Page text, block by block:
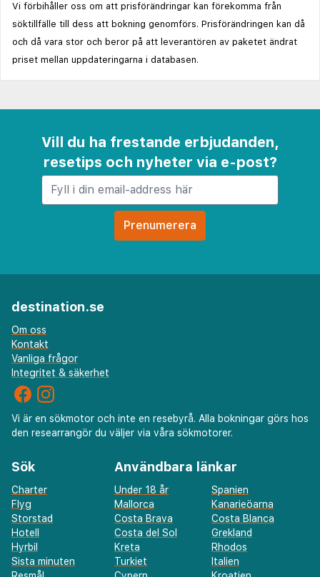
Vi förbihåller oss om att prisförändringar kan förekomma från
söktillfälle till dess att bokning genomförs. Prisförändringen kan då
och då vara stor och beror på att leverantören av paketet ändrat
priset mellan uppdateringarna i databasen.
Vill du ha frestande erbjudanden,
resetips och nyheter via e-post?
destination.se
Om oss
Kontakt
Vanliga frågor
Integritet & säkerhet
Vi är en sökmotor och inte en resebyrå. Alla bokningar görs hos
den researrangör du väljer via våra sökmotorer.
Sök
Charter
Flyg
Storstad
Hotell
Hyrbil
Sista minuten
Användbara länkar
Under 18 år
Spanien
Mallorca
Kanarieöarna
Costa Brava
Costa Blanca
Costa del Sol
Grekland
Kreta
Rhodos
Turkiet
Italien